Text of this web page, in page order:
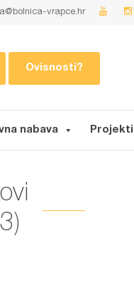
vrapce.hr
Ovisnosti?
nabava Projekti